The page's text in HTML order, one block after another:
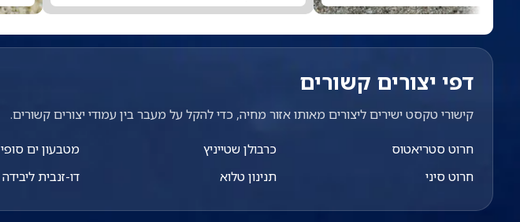
דפי יצורים קשורים
קישורי טקסט ישירים ליצורים מאותו אזור מחיה, כדי להקל על מעבר בין עמודי יצורים קשורים.
חרוט סטריאטוס
חרוט סיני
כרבולן שטייניץ
תנינון טלוא
מטבעון ים סופי
דו-זנבית ליבידה